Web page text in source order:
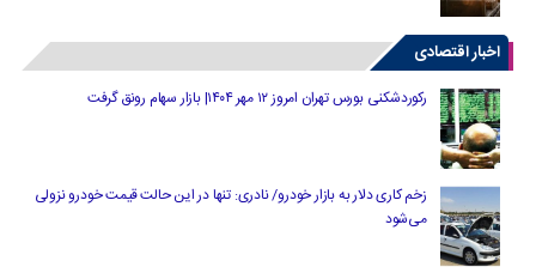
اخبار اقتصادی
رکوردشکنی بورس تهران امروز ۱۲ مهر ۱۴۰۴| بازار سهام رونق گرفت
زخم کاری دلار به بازار خودرو/ نادری: تنها در این حالت قیمت خودرو نزولی
می‌شود